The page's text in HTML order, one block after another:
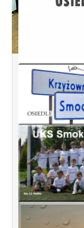
Spotkanie
budowy